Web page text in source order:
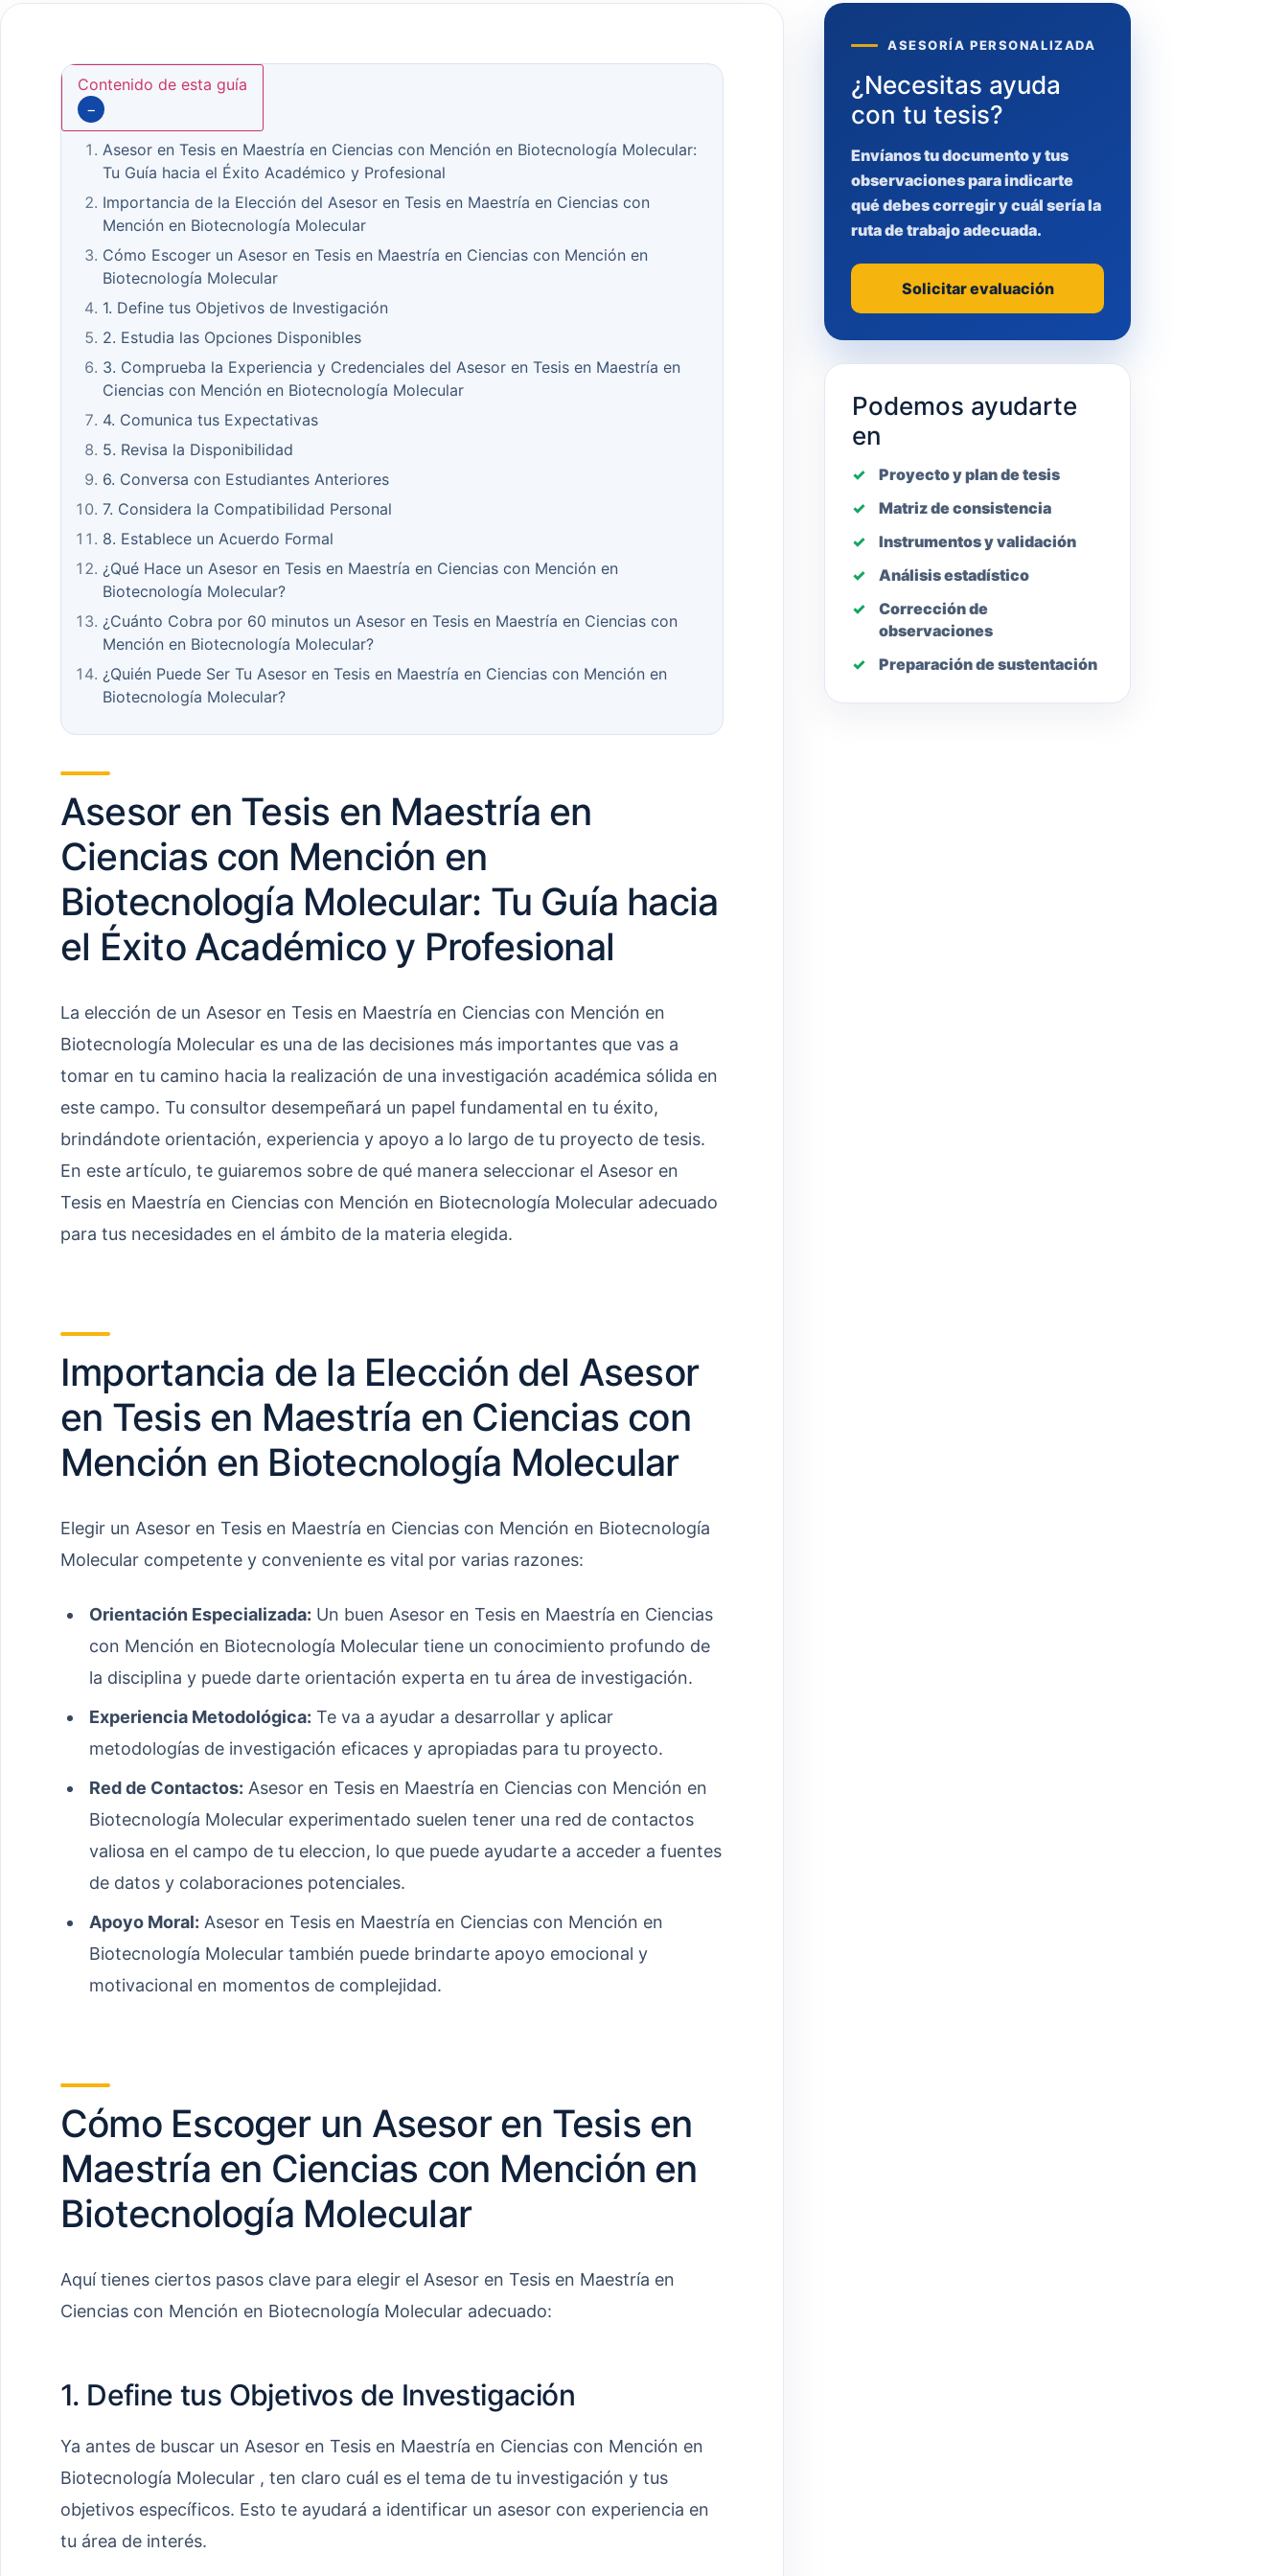
Contenido de esta guía
−
Asesor en Tesis en Maestría en Ciencias con Mención en Biotecnología Molecular:
Tu Guía hacia el Éxito Académico y Profesional
Importancia de la Elección del Asesor en Tesis en Maestría en Ciencias con
Mención en Biotecnología Molecular
Cómo Escoger un Asesor en Tesis en Maestría en Ciencias con Mención en
Biotecnología Molecular
1. Define tus Objetivos de Investigación
2. Estudia las Opciones Disponibles
3. Comprueba la Experiencia y Credenciales del Asesor en Tesis en Maestría en
Ciencias con Mención en Biotecnología Molecular
4. Comunica tus Expectativas
5. Revisa la Disponibilidad
6. Conversa con Estudiantes Anteriores
7. Considera la Compatibilidad Personal
8. Establece un Acuerdo Formal
¿Qué Hace un Asesor en Tesis en Maestría en Ciencias con Mención en
Biotecnología Molecular?
¿Cuánto Cobra por 60 minutos un Asesor en Tesis en Maestría en Ciencias con
Mención en Biotecnología Molecular?
¿Quién Puede Ser Tu Asesor en Tesis en Maestría en Ciencias con Mención en
Biotecnología Molecular?
Asesor en Tesis en Maestría en
Ciencias con Mención en
Biotecnología Molecular: Tu Guía hacia
el Éxito Académico y Profesional
La elección de un Asesor en Tesis en Maestría en Ciencias con Mención en
Biotecnología Molecular es una de las decisiones más importantes que vas a
tomar en tu camino hacia la realización de una investigación académica sólida en
este campo. Tu consultor desempeñará un papel fundamental en tu éxito,
brindándote orientación, experiencia y apoyo a lo largo de tu proyecto de tesis.
En este artículo, te guiaremos sobre de qué manera seleccionar el Asesor en
Tesis en Maestría en Ciencias con Mención en Biotecnología Molecular adecuado
para tus necesidades en el ámbito de la materia elegida.
Importancia de la Elección del Asesor
en Tesis en Maestría en Ciencias con
Mención en Biotecnología Molecular
Elegir un Asesor en Tesis en Maestría en Ciencias con Mención en Biotecnología
Molecular competente y conveniente es vital por varias razones:
Orientación Especializada: Un buen Asesor en Tesis en Maestría en Ciencias
con Mención en Biotecnología Molecular tiene un conocimiento profundo de
la disciplina y puede darte orientación experta en tu área de investigación.
Experiencia Metodológica: Te va a ayudar a desarrollar y aplicar
metodologías de investigación eficaces y apropiadas para tu proyecto.
Red de Contactos: Asesor en Tesis en Maestría en Ciencias con Mención en
Biotecnología Molecular experimentado suelen tener una red de contactos
valiosa en el campo de tu eleccion, lo que puede ayudarte a acceder a fuentes
de datos y colaboraciones potenciales.
Apoyo Moral: Asesor en Tesis en Maestría en Ciencias con Mención en
Biotecnología Molecular también puede brindarte apoyo emocional y
motivacional en momentos de complejidad.
Cómo Escoger un Asesor en Tesis en
Maestría en Ciencias con Mención en
Biotecnología Molecular
Aquí tienes ciertos pasos clave para elegir el Asesor en Tesis en Maestría en
Ciencias con Mención en Biotecnología Molecular adecuado:
1. Define tus Objetivos de Investigación
Ya antes de buscar un Asesor en Tesis en Maestría en Ciencias con Mención en
Biotecnología Molecular , ten claro cuál es el tema de tu investigación y tus
objetivos específicos. Esto te ayudará a identificar un asesor con experiencia en
tu área de interés.
ASESORÍA PERSONALIZADA
¿Necesitas ayuda
con tu tesis?
Envíanos tu documento y tus
observaciones para indicarte
qué debes corregir y cuál sería la
ruta de trabajo adecuada.
Solicitar evaluación
Podemos ayudarte
en
Proyecto y plan de tesis
Matriz de consistencia
Instrumentos y validación
Análisis estadístico
Corrección de
observaciones
Preparación de sustentación